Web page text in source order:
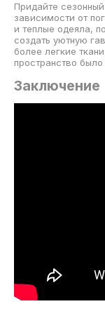
Придайте
зависимости от
и теплые одеяла,
создать уютную
более легкие
пространство
Заключение